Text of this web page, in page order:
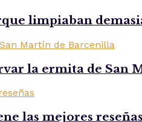
limpiaban
la ermita de San
las mejores reseñas